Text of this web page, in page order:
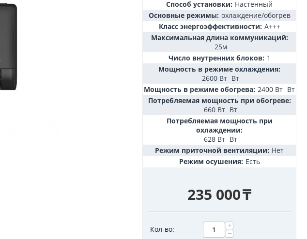
Способ установки: Настенный
Основные режимы: охлаждение/обогрев
Класс энергоэффективности: А+++
Максимальная длина коммуникаций:
25м
Число внутренних блоков: 1
Мощность в режиме охлаждения:
2600 Вт Вт
Мощность в режиме обогрева: 2400 Вт Вт
Потребляемая мощность при обогреве:
660 Вт Вт
Потребляемая мощность при
охлаждении:
628 Вт Вт
Режим приточной вентиляции: Нет
Режим осушения: Есть
235 000₸
Кол-во: +
−